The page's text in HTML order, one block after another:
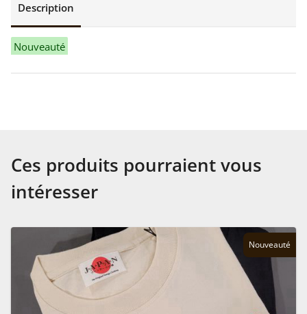
Description
Nouveauté
Ces produits pourraient vous
intéresser
Nouveauté